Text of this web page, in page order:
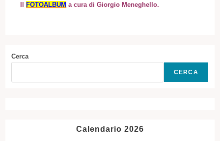
FOTOALBUM a cura di Giorgio Meneghello.
Cerca
CERCA
Calendario 2026